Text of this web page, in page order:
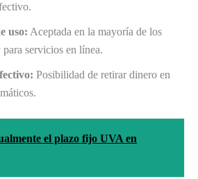
uso: Aceptada en la mayoría de los
servicios en línea.
Posibilidad de retirar dinero en
el plazo fijo UVA en